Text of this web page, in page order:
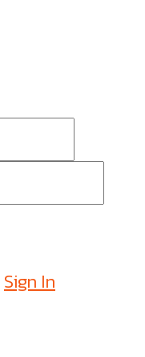
Sign In